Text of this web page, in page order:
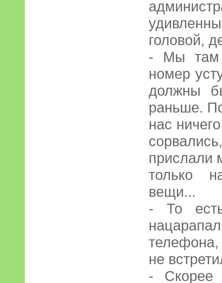
головой,
- Мы там
номер
должны
раньше.
нас
прислали
только
вещи...
- То
не
- Скорее